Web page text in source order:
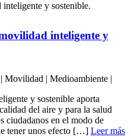
inteligente y
Movilidad | Medioambiente |
y sostenible aporta
del aire y para la salud
ciudadanos en el modo de
tener unos efecto […] Leer más